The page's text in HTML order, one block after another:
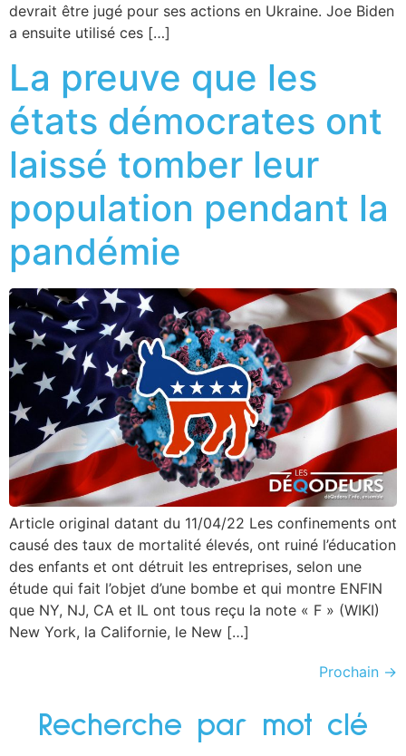
devrait être jugé pour ses actions en Ukraine. Joe Biden
a ensuite utilisé ces […]
La preuve que les
états démocrates ont
laissé tomber leur
population pendant la
pandémie
Article original datant du 11/04/22 Les confinements ont
causé des taux de mortalité élevés, ont ruiné l’éducation
des enfants et ont détruit les entreprises, selon une
étude qui fait l’objet d’une bombe et qui montre ENFIN
que NY, NJ, CA et IL ont tous reçu la note « F » (WIKI)
New York, la Californie, le New […]
Prochain →
Recherche par mot clé